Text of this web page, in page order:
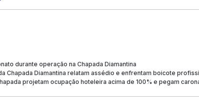
durante operação na Chapada Diamantina
Chapada Diamantina relatam assédio e enfrentam boicote
projetam ocupação hoteleira acima de 100% e pegam